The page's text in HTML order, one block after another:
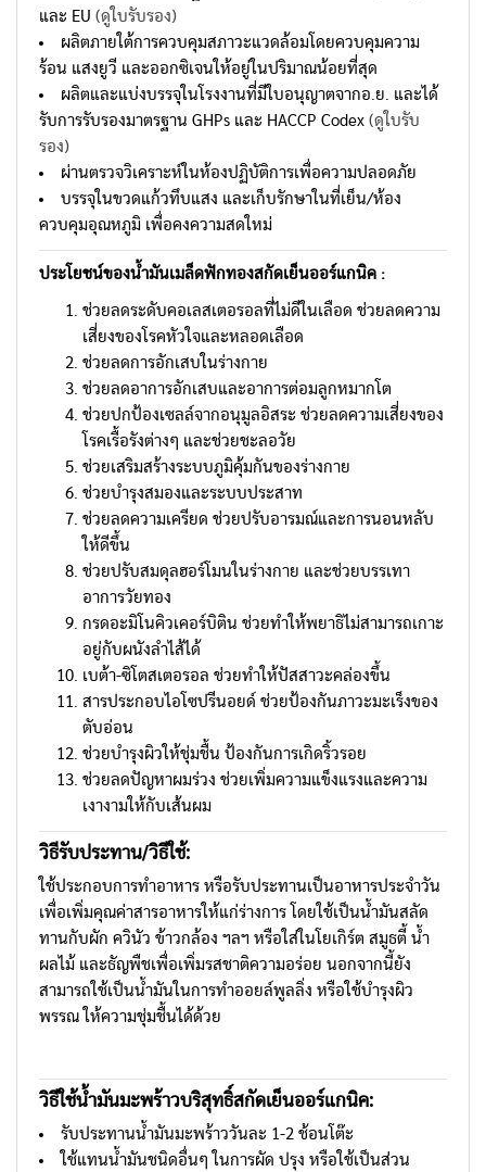
และ EU (ดูใบรับรอง)
ผลิตภายใต้การควบคุมสภาวะแวดล้อมโดยควบคุมความ
ร้อน แสงยูวี และออกซิเจนให้อยู่ในปริมาณน้อยที่สุด
ผลิตและแบ่งบรรจุในโรงงานที่มีใบอนุญาตจากอ.ย. และได้
รับการรับรองมาตรฐาน GHPs และ HACCP Codex (ดูใบรับ
รอง)
ผ่านตรวจวิเคราะห์ในห้องปฏิบัติการเพื่อความปลอดภัย
บรรจุในขวดแก้วทึบแสง และเก็บรักษาในที่เย็น/ห้อง
ควบคุมอุณหภูมิ เพื่อคงความสดใหม่
ประโยชน์ของน้ำมันเมล็ดฟักทองสกัดเย็นออร์แกนิค :
ช่วยลดระดับคอเลสเตอรอลที่ไม่ดีในเลือด ช่วยลดความ
เสี่ยงของโรคหัวใจและหลอดเลือด
ช่วยลดการอักเสบในร่างกาย
ช่วยลดอาการอักเสบและอาการต่อมลูกหมากโต
ช่วยปกป้องเซลล์จากอนุมูลอิสระ ช่วยลดความเสี่ยงของ
โรคเรื้อรังต่างๆ และช่วยชะลอวัย
ช่วยเสริมสร้างระบบภูมิคุ้มกันของร่างกาย
ช่วยบำรุงสมองและระบบประสาท
ช่วยลดความเครียด ช่วยปรับอารมณ์และการนอนหลับ
ให้ดีขึ้น
ช่วยปรับสมดุลฮอร์โมนในร่างกาย และช่วยบรรเทา
อาการวัยทอง
กรดอะมิโนคิวเคอร์บิติน ช่วยทำให้พยาธิไม่สามารถเกาะ
อยู่กับผนังลำไส้ได้
เบต้า-ซิโตสเตอรอล ช่วยทำให้ปัสสาวะคล่องขึ้น
สารประกอบไอโซปรีนอยด์ ช่วยป้องกันภาวะมะเร็งของ
ตับอ่อน
ช่วยบำรุงผิวให้ชุ่มชื้น ป้องกันการเกิดริ้วรอย
ช่วยลดปัญหาผมร่วง ช่วยเพิ่มความแข็งแรงและความ
เงางามให้กับเส้นผม
วิธีรับประทาน/วิธีใช้:
ใช้ประกอบการทำอาหาร หรือรับประทานเป็นอาหารประจำวัน
เพื่อเพิ่มคุณค่าสารอาหารให้แก่ร่างการ โดยใช้เป็นน้ำมันสลัด
ทานกับผัก ควินัว ข้าวกล้อง ฯลฯ หรือใส่ในโยเกิร์ต สมูธตี้ น้ำ
ผลไม้ และธัญพืชเพื่อเพิ่มรสชาติความอร่อย นอกจากนี้ยัง
สามารถใช้เป็นน้ำมันในการทำออยล์พูลลิ่ง หรือใช้บำรุงผิว
พรรณ ให้ความชุ่มชื้นได้ด้วย
วิธีใช้น้ำมันมะพร้าวบริสุทธิ์สกัดเย็นออร์แกนิค:
รับประทานน้ำมันมะพร้าววันละ 1-2 ช้อนโต๊ะ
ใช้แทนน้ำมันชนิดอื่นๆ ในการผัด ปรุง หรือใช้เป็นส่วน